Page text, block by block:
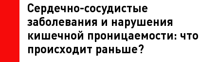
Сердечно-сосудистые
заболевания и нарушения
кишечной проницаемости: что
происходит раньше?